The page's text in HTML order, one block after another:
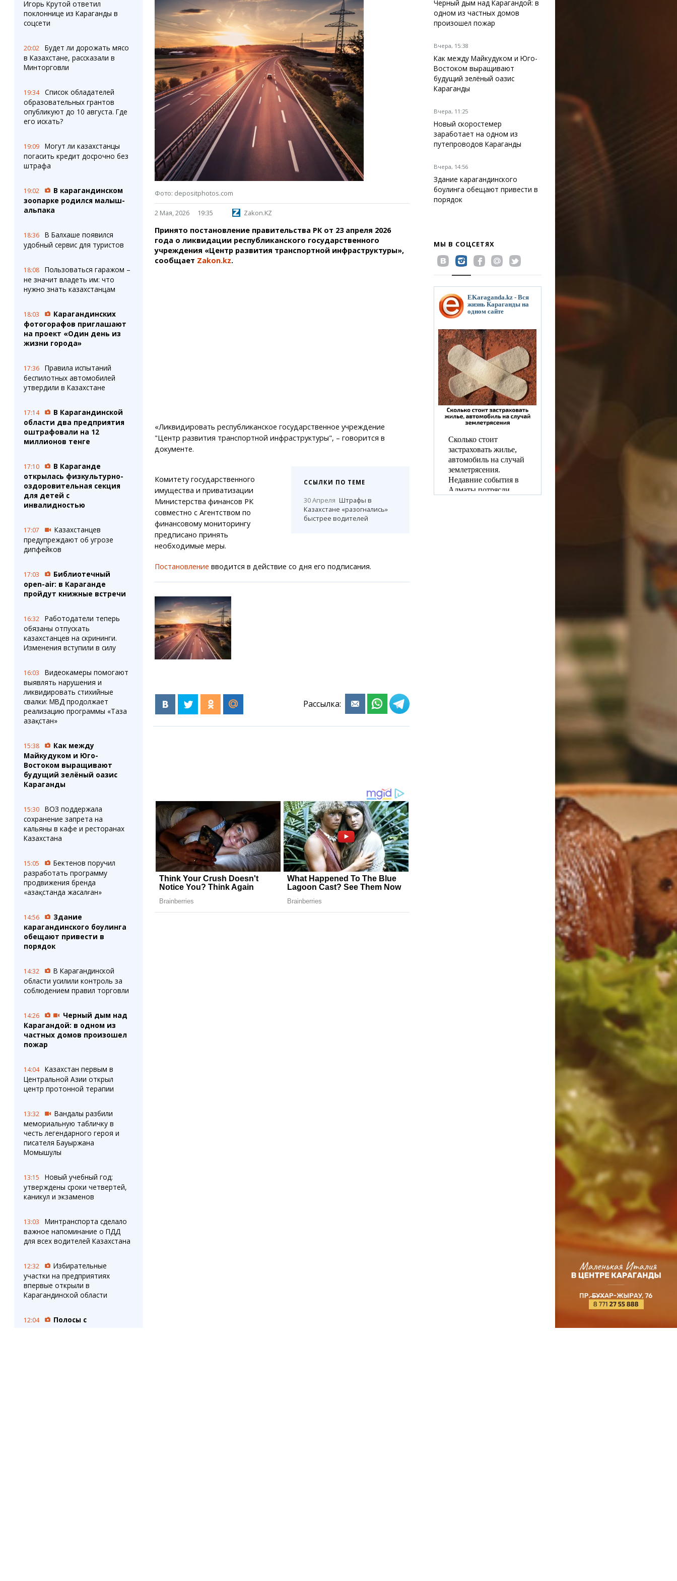
Штрихи
Фотокомиксы
Коллаж недели
Пробки
Карта Караганды
Организации
Мой участковый
Перекрытие дорог
Темиртау
Балхаш
Жезказган
Медиа
Фото
Видео
3D-тур
Timelapse
Сервисы
Переводчик
Справочник
Расписание транспорта
Автобусные остановки
Экстренные службы
Каталог компаний
Купить шины, легко!
Игорь Крутой ответил
поклоннице из Караганды в
соцсети
20:02
Будет ли дорожать мясо
в Казахстане, рассказали в
Минторговли
19:34
Список обладателей
образовательных грантов
опубликуют до 10 августа. Где
его искать?
19:09
Могут ли казахстанцы
погасить кредит досрочно без
штрафа
19:02
В карагандинском
зоопарке родился малыш-
альпака
18:36
В Балхаше появился
удобный сервис для туристов
18:08
Пользоваться гаражом –
не значит владеть им: что
нужно знать казахстанцам
18:03
Карагандинских
фотогорафов приглашают
на проект «Один день из
жизни города»
17:36
Правила испытаний
беспилотных автомобилей
утвердили в Казахстане
17:14
В Карагандинской
области два предприятия
оштрафовали на 12
миллионов тенге
17:10
В Караганде
открылась физкультурно-
оздоровительная секция
для детей с
инвалидностью
17:07
Казахстанцев
предупреждают об угрозе
дипфейков
17:03
Библиотечный
open-air: в Караганде
пройдут книжные встречи
16:32
Работодатели теперь
обязаны отпускать
казахстанцев на скрининги.
Изменения вступили в силу
16:03
Видеокамеры помогают
выявлять нарушения и
ликвидировать стихийные
свалки: МВД продолжает
реализацию программы «Таза
Қазақстан»
15:38
Как между
Майкудуком и Юго-
Востоком выращивают
будущий зелёный оазис
Караганды
15:30
ВОЗ поддержала
сохранение запрета на
кальяны в кафе и ресторанах
Казахстана
15:05
Бектенов поручил
разработать программу
продвижения бренда
«Қазақстанда жасалған»
14:56
Здание
карагандинского боулинга
обещают привести в
порядок
14:32
В Карагандинской
области усилили контроль за
соблюдением правил торговли
14:26
Черный дым над
Карагандой: в одном из
частных домов произошел
пожар
14:04
Казахстан первым в
Центральной Азии открыл
центр протонной терапии
13:32
Вандалы разбили
мемориальную табличку в
честь легендарного героя и
писателя Бауыржана
Момышулы
13:15
Новый учебный год:
утверждены сроки четвертей,
каникул и экзаменов
13:03
Минтранспорта сделало
важное напоминание о ПДД
для всех водителей Казахстана
12:32
Избирательные
участки на предприятиях
впервые открыли в
Карагандинской области
12:04
Полосы с
Фото: depositphotos.com
2 Мая, 2026 19:35 Zakon.KZ
Принято постановление правительства РК от 23 апреля 2026
года о ликвидации республиканского государственного
учреждения «Центр развития транспортной инфраструктуры»,
сообщает Zakon.kz.
«Ликвидировать республиканское государственное учреждение
"Центр развития транспортной инфраструктуры", – говорится в
документе.
ССЫЛКИ ПО ТЕМЕ
30 Апреля Штрафы в
Казахстане «разогнались»
быстрее водителей
Комитету государственного
имущества и приватизации
Министерства финансов РК
совместно с Агентством по
финансовому мониторингу
предписано принять
необходимые меры.
Постановление вводится в действие со дня его подписания.
Рассылка:
Черный дым над Карагандой: в
одном из частных домов
произошел пожар
Вчера, 15:38
Как между Майкудуком и Юго-
Востоком выращивают
будущий зелёный оазис
Караганды
Вчера, 11:25
Новый скоростемер
заработает на одном из
путепроводов Караганды
Вчера, 14:56
Здание карагандинского
боулинга обещают привести в
порядок
МЫ В СОЦСЕТЯХ
EKaraganda.kz - Вся
жизнь Караганды на
одном сайте